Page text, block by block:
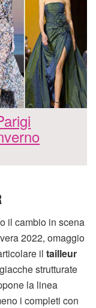
il cambio in scena
2022, omaggio
il tailleur
strutturate
la linea
i completi con